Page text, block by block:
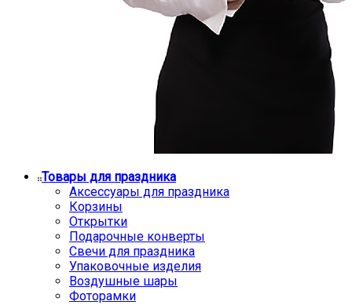
Товары для праздника
Аксессуары для праздника
Корзины
Открытки
Подарочные конверты
Свечи для праздника
Упаковочные изделия
Воздушные шары
Фоторамки